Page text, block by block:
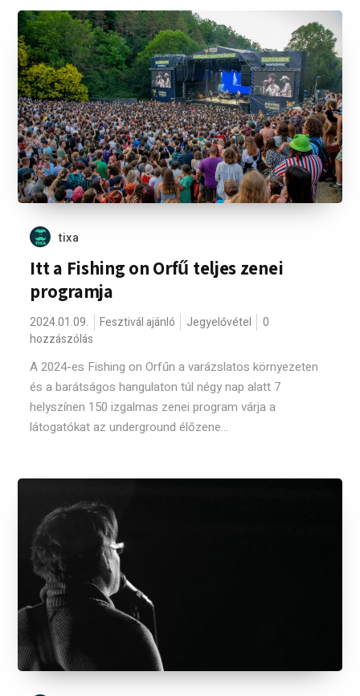
tixa
Itt a Fishing on Orfű teljes zenei
programja
2024.01.09. Fesztivál ajánló Jegyelővétel
0
hozzászólás
A 2024-es Fishing on Orfűn a varázslatos környezeten
és a barátságos hangulaton túl négy nap alatt 7
helyszínen 150 izgalmas zenei program várja a
látogatókat az underground élőzene...